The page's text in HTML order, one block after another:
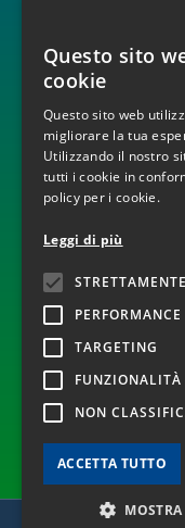
BUILD, OPERATE AND
ENGINEERING,
MONITORAGGIO E
OPERATION AND
EOLICO
FOTOVOLTAICO
SEGUICI ANCHE SU
Copyright 2022 © PLC
Questo sito
cookie
Questo sito web
migliorare la tua
Utilizzando il nostro
tutti i cookie in
policy per i cookie.
Leggi di più
PERFORMANCE
TARGETING
FUNZIONALITÀ
NON
ACCETTA TUTTO